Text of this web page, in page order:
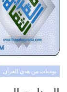
يوميات من هدي القرآن